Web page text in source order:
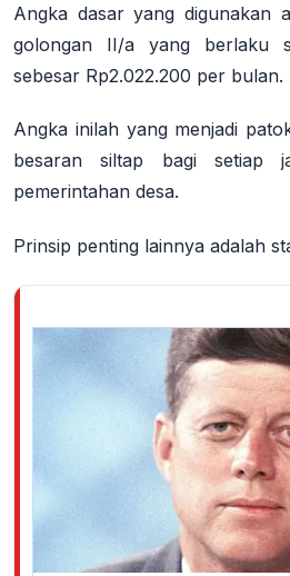
Angka dasar yang digunakan
golongan II/a yang berlaku
sebesar Rp2.022.200 per bulan.
Angka inilah yang menjadi
besaran siltap bagi setiap
pemerintahan desa.
Prinsip penting lainnya adalah